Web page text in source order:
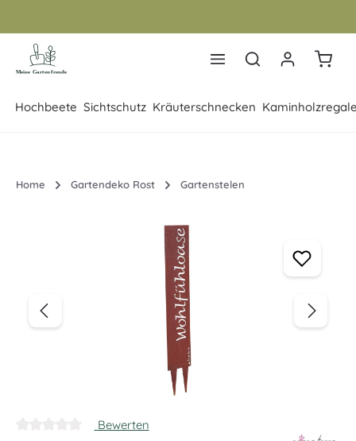
Hochbeete Sichtschutz Kräuterschnecken
Home Gartendeko Rost Gartenstelen
Bewerten